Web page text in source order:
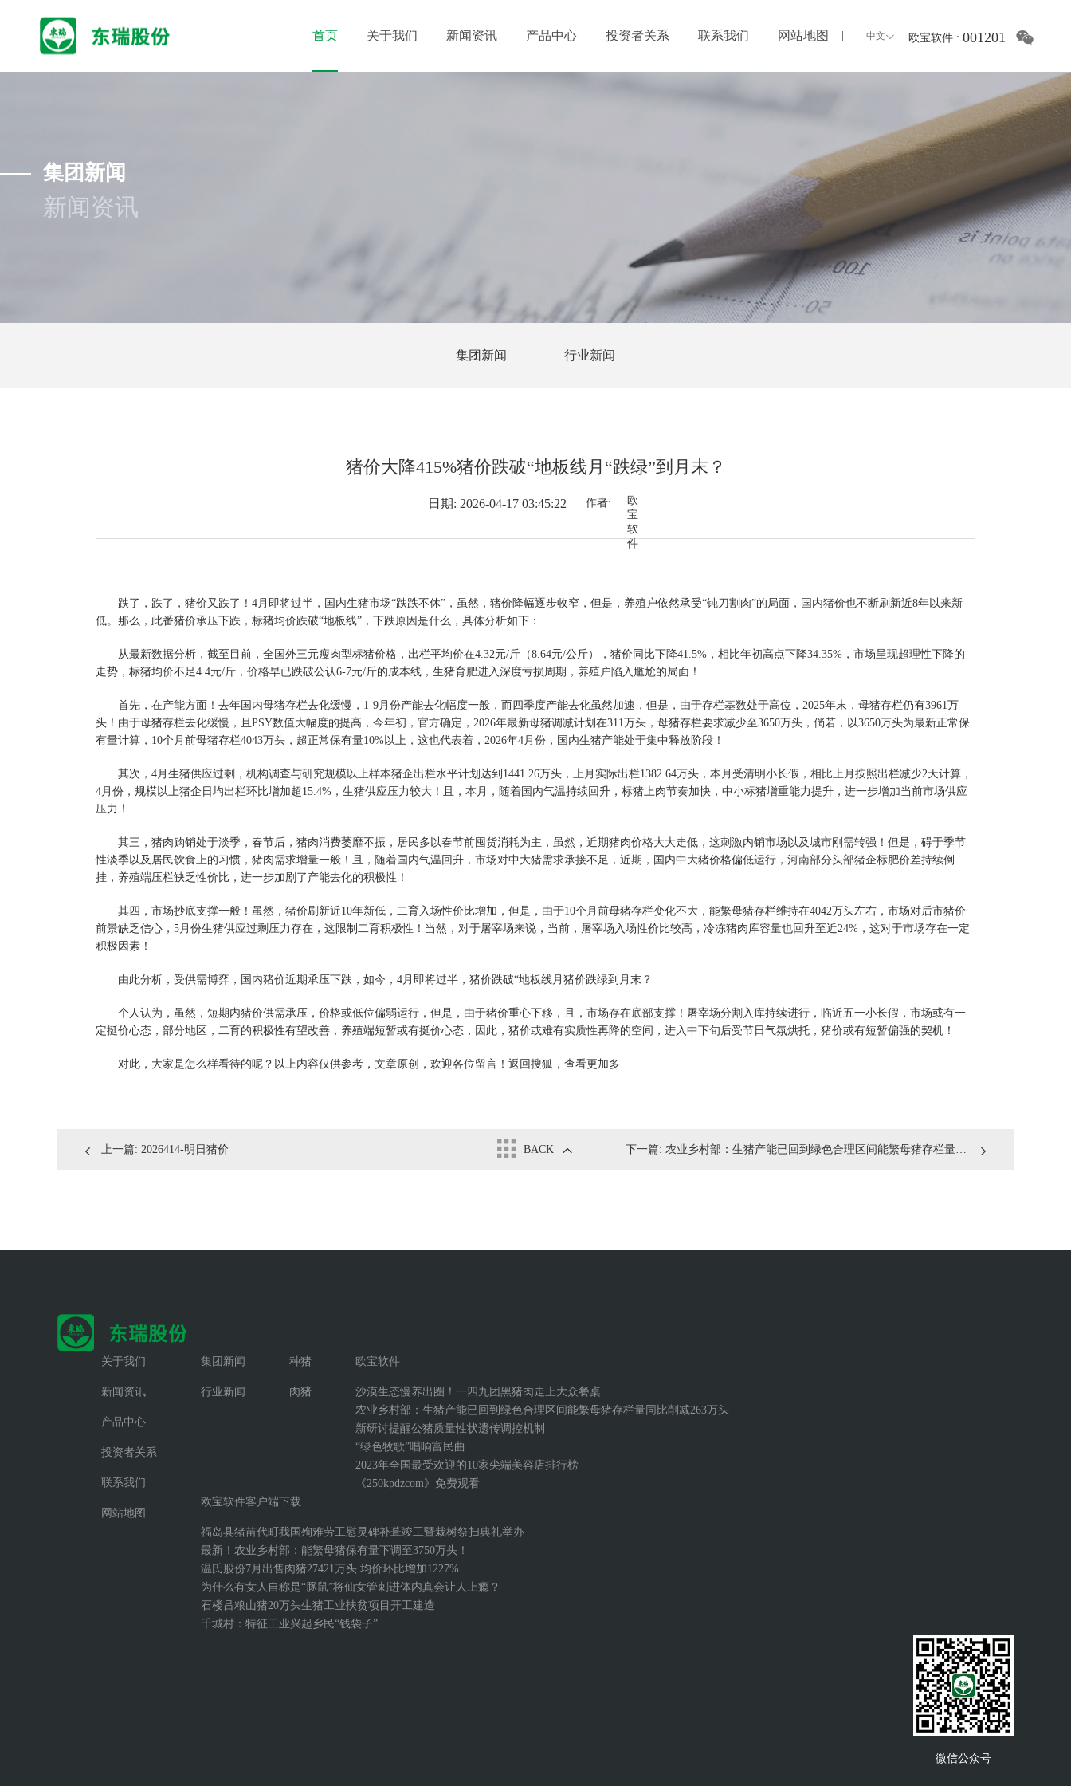
首页 关于我们 新闻资讯 产品中心 投资者关系 联系我们 网站地图 中文 欧宝软件 : 001201
集团新闻
新闻资讯
集团新闻 行业新闻
猪价大降415%猪价跌破“地板线月“跌绿”到月末？
日期: 2026-04-17 03:45:22 作者:
欧
宝
软
件
跌了，跌了，猪价又跌了！4月即将过半，国内生猪市场“跌跌不休”，虽然，猪价降幅逐步收窄，但是，养殖户依然承受“钝刀割肉”的局面，国内猪价也不断刷新近8年以来新
低。那么，此番猪价承压下跌，标猪均价跌破“地板线”，下跌原因是什么，具体分析如下：
从最新数据分析，截至目前，全国外三元瘦肉型标猪价格，出栏平均价在4.32元/斤（8.64元/公斤），猪价同比下降41.5%，相比年初高点下降34.35%，市场呈现超理性下降的
走势，标猪均价不足4.4元/斤，价格早已跌破公认6-7元/斤的成本线，生猪育肥进入深度亏损周期，养殖户陷入尴尬的局面！
首先，在产能方面！去年国内母猪存栏去化缓慢，1-9月份产能去化幅度一般，而四季度产能去化虽然加速，但是，由于存栏基数处于高位，2025年末，母猪存栏仍有3961万
头！由于母猪存栏去化缓慢，且PSY数值大幅度的提高，今年初，官方确定，2026年最新母猪调减计划在311万头，母猪存栏要求减少至3650万头，倘若，以3650万头为最新正常保
有量计算，10个月前母猪存栏4043万头，超正常保有量10%以上，这也代表着，2026年4月份，国内生猪产能处于集中释放阶段！
其次，4月生猪供应过剩，机构调查与研究规模以上样本猪企出栏水平计划达到1441.26万头，上月实际出栏1382.64万头，本月受清明小长假，相比上月按照出栏减少2天计算，
4月份，规模以上猪企日均出栏环比增加超15.4%，生猪供应压力较大！且，本月，随着国内气温持续回升，标猪上肉节奏加快，中小标猪增重能力提升，进一步增加当前市场供应
压力！
其三，猪肉购销处于淡季，春节后，猪肉消费萎靡不振，居民多以春节前囤货消耗为主，虽然，近期猪肉价格大大走低，这刺激内销市场以及城市刚需转强！但是，碍于季节
性淡季以及居民饮食上的习惯，猪肉需求增量一般！且，随着国内气温回升，市场对中大猪需求承接不足，近期，国内中大猪价格偏低运行，河南部分头部猪企标肥价差持续倒
挂，养殖端压栏缺乏性价比，进一步加剧了产能去化的积极性！
其四，市场抄底支撑一般！虽然，猪价刷新近10年新低，二育入场性价比增加，但是，由于10个月前母猪存栏变化不大，能繁母猪存栏维持在4042万头左右，市场对后市猪价
前景缺乏信心，5月份生猪供应过剩压力存在，这限制二育积极性！当然，对于屠宰场来说，当前，屠宰场入场性价比较高，冷冻猪肉库容量也回升至近24%，这对于市场存在一定
积极因素！
由此分析，受供需博弈，国内猪价近期承压下跌，如今，4月即将过半，猪价跌破“地板线月猪价跌绿到月末？
个人认为，虽然，短期内猪价供需承压，价格或低位偏弱运行，但是，由于猪价重心下移，且，市场存在底部支撑！屠宰场分割入库持续进行，临近五一小长假，市场或有一
定挺价心态，部分地区，二育的积极性有望改善，养殖端短暂或有挺价心态，因此，猪价或难有实质性再降的空间，进入中下旬后受节日气氛烘托，猪价或有短暂偏强的契机！
对此，大家是怎么样看待的呢？以上内容仅供参考，文章原创，欢迎各位留言！返回搜狐，查看更加多
上一篇: 2026414-明日猪价 下一篇: 农业乡村部：生猪产能已回到绿色合理区间能繁母猪存栏量同比削减263万头
BACK
关于我们
新闻资讯
产品中心
投资者关系
联系我们
网站地图
集团新闻
行业新闻
种猪
肉猪
欧宝软件
沙漠生态慢养出圈！一四九团黑猪肉走上大众餐桌
农业乡村部：生猪产能已回到绿色合理区间能繁母猪存栏量同比削减263万头
新研讨提醒公猪质量性状遗传调控机制
“绿色牧歌”唱响富民曲
2023年全国最受欢迎的10家尖端美容店排行榜
《250kpdzcom》免费观看
欧宝软件客户端下载
福岛县猪苗代町我国殉难劳工慰灵碑补葺竣工暨栽树祭扫典礼举办
最新！农业乡村部：能繁母猪保有量下调至3750万头！
温氏股份7月出售肉猪27421万头 均价环比增加1227%
为什么有女人自称是“豚鼠”将仙女管刺进体内真会让人上瘾？
石楼吕粮山猪20万头生猪工业扶贫项目开工建造
千城村：特征工业兴起乡民“钱袋子”
微信公众号